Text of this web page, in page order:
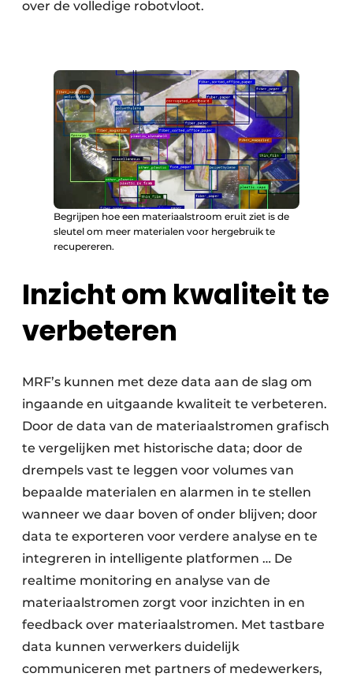
over de volledige robotvloot.
Begrijpen hoe een materiaalstroom eruit ziet is de
sleutel om meer materialen voor hergebruik te
recupereren.
Inzicht om kwaliteit te
verbeteren
MRF’s kunnen met deze data aan de slag om
ingaande en uitgaande kwaliteit te verbeteren.
Door de data van de materiaalstromen grafisch
te vergelijken met historische data; door de
drempels vast te leggen voor volumes van
bepaalde materialen en alarmen in te stellen
wanneer we daar boven of onder blijven; door
data te exporteren voor verdere analyse en te
integreren in intelligente platformen … De
realtime monitoring en analyse van de
materiaalstromen zorgt voor inzichten in en
feedback over materiaalstromen. Met tastbare
data kunnen verwerkers duidelijk
communiceren met partners of medewerkers,